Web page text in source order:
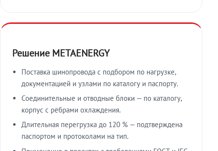
Решение METAENERGY
Поставка шинопровода с подбором по нагрузке,
документацией и узлами по каталогу и паспорту.
Соединительные и отводные блоки — по каталогу,
корпус с рёбрами охлаждения.
Длительная перегрузка до 120 % — подтверждена
паспортом и протоколами на тип.